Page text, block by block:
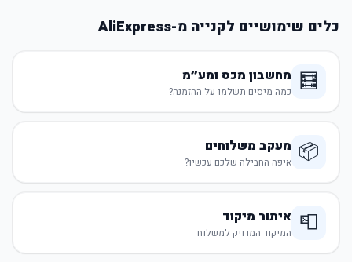
כלים שימושיים לקנייה מ-AliExpress
🧮 מחשבון מכס ומע״מ
כמה מיסים תשלמו על ההזמנה?
📦 מעקב משלוחים
איפה החבילה שלכם עכשיו?
📮 איתור מיקוד
המיקוד המדויק למשלוח